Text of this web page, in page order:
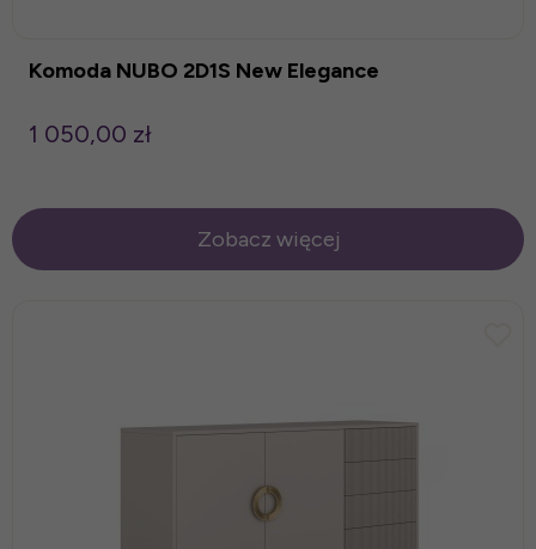
Komoda NUBO 2D1S New Elegance
1 050,00 zł
Zobacz więcej